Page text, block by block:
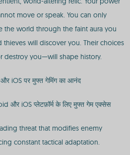
move or speak. You can only
the world through the faint aura you
thieves will discover you. Their choices
you—will shape history.
iOS पर मुफ्त गेमिंग का आनंद
और iOS प्लेटफ़ॉर्म के लिए मुफ्त गेम एक्सेस
threat that modifies enemy
constant tactical adaptation.